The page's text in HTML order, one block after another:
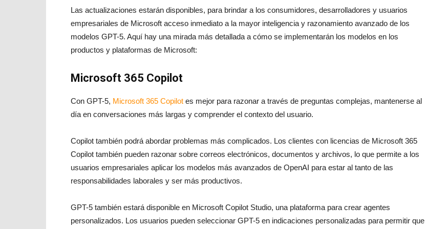
Las actualizaciones estarán disponibles, para brindar a los consumidores, desarrolladores y usuarios
empresariales de Microsoft acceso inmediato a la mayor inteligencia y razonamiento avanzado de los
modelos GPT-5. Aquí hay una mirada más detallada a cómo se implementarán los modelos en los
productos y plataformas de Microsoft:
Microsoft 365 Copilot
Con GPT-5, Microsoft 365 Copilot es mejor para razonar a través de preguntas complejas, mantenerse al
día en conversaciones más largas y comprender el contexto del usuario.
Copilot también podrá abordar problemas más complicados. Los clientes con licencias de Microsoft 365
Copilot también pueden razonar sobre correos electrónicos, documentos y archivos, lo que permite a los
usuarios empresariales aplicar los modelos más avanzados de OpenAI para estar al tanto de las
responsabilidades laborales y ser más productivos.
GPT-5 también estará disponible en Microsoft Copilot Studio, una plataforma para crear agentes
personalizados. Los usuarios pueden seleccionar GPT-5 en indicaciones personalizadas para permitir que